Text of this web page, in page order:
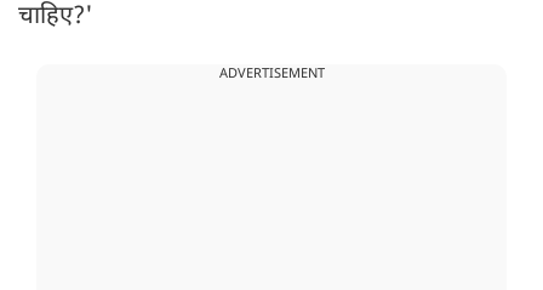
चाहिए?'
ADVERTISEMENT